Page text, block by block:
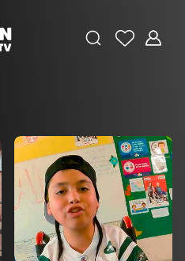
BuscarFavoritos